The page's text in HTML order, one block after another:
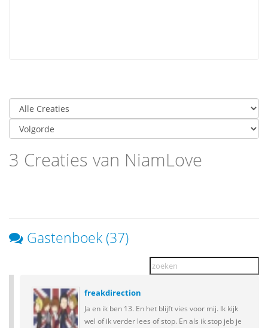
3 Creaties van NiamLove
Gastenboek (37)
freakdirection
Ja en ik ben 13. En het blijft vies voor mij. Ik kijk
wel of ik verder lees of stop. En als ik stop jeb je